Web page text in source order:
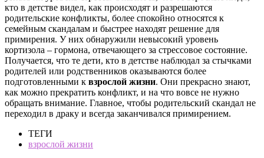
кто в детстве видел, как происходят и разрешаются
родительские конфликты, более спокойно относятся к
семейным скандалам и быстрее находят решение для
примирения. У них обнаружили невысокий уровень
кортизола – гормона, отвечающего за стрессовое состояние.
Получается, что те дети, кто в детстве наблюдал за стычками
родителей или родственников оказываются более
подготовленными к взрослой жизни. Они прекрасно знают,
как можно прекратить конфликт, и на что вовсе не нужно
обращать внимание. Главное, чтобы родительский скандал не
переходил в драку и всегда заканчивался примирением.
ТЕГИ
взрослой жизни